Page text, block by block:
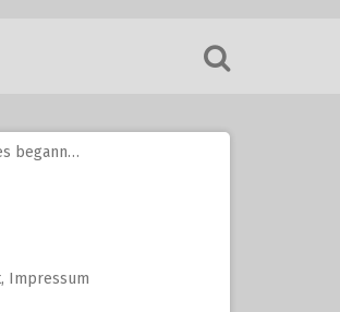
begann…
Impressum